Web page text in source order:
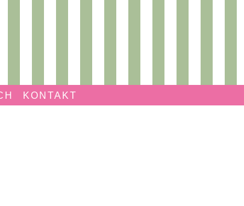
KONTAKT